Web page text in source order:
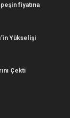
fiyatına
Yükselişi
Çekti